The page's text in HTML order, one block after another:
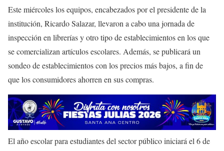
Este miércoles los equipos, encabezados por el presidente de la
institución, Ricardo Salazar, llevaron a cabo una jornada de
inspección en librerías y otro tipo de establecimientos en los que
se comercializan artículos escolares. Además, se publicará un
sondeo de establecimientos con los precios más bajos, a fin de
que los consumidores ahorren en sus compras.
El año escolar para estudiantes del sector público iniciará el 6 de